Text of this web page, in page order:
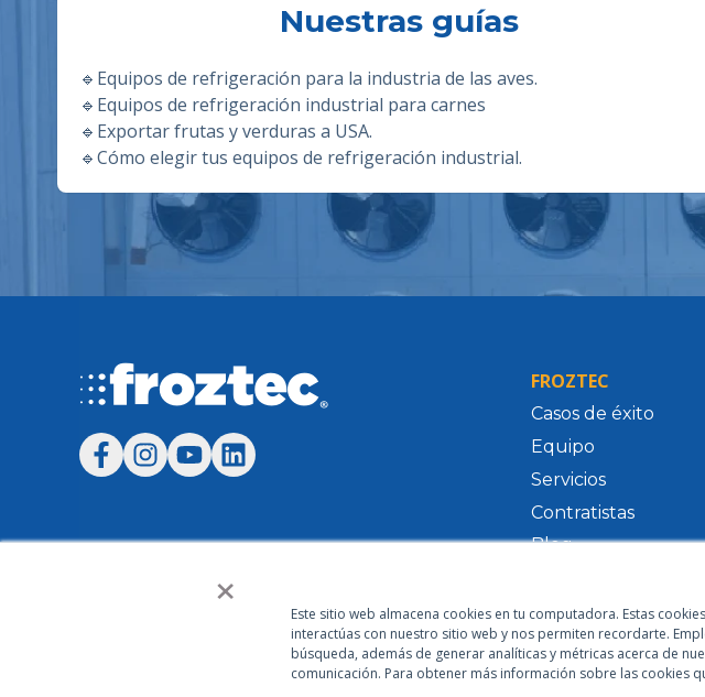
×
Este sitio web almacena cookies en tu computadora. Estas
interactúas con nuestro sitio web y nos permiten recordarte.
búsqueda, además de generar analíticas y métricas acerca de
comunicación. Para obtener más información sobre las cookies
Nuestras guías
🔹 Equipos de refrigeración para la industria de las aves.
🔹Equipos de refrigeración industrial para carnes
🔹 Exportar frutas y verduras a USA.
🔹Cómo elegir tus equipos de refrigeración industrial.
FROZTEC
Casos de éxito
Equipo
Servicios
Contratistas
Blog
Gradhoc Partner